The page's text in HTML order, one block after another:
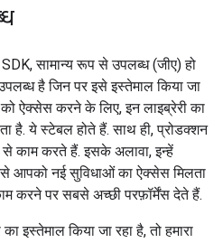
सामान्य रूप से उपलब्ध (जीए) हो
है जिन पर इसे इस्तेमाल किया जा
ऐक्सेस करने के लिए, इन लाइब्रेरी का
है. ये स्टेबल होते हैं. साथ ही, प्रोडक्शन
काम करते हैं. इसके अलावा, इन्हें
आपको नई सुविधाओं का ऐक्सेस मिलता
करने पर सबसे अच्छी परफ़ॉर्मेंस देते हैं.
इस्तेमाल किया जा रहा है, तो हमारा